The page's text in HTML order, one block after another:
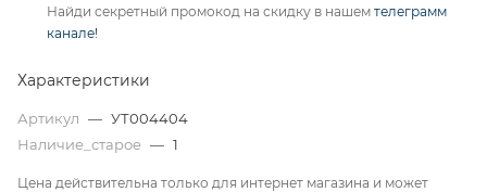
Найди секретный промокод на скидку в нашем телеграмм
канале!
Характеристики
Артикул — УТ004404
Наличие_старое — 1
Цена действительна только для интернет магазина и может